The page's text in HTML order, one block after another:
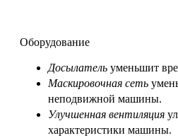
Оборудование
Досылатель уменьшит
Маскировочная сеть
неподвижной машины.
Улучшенная вентиляция
характеристики машины.